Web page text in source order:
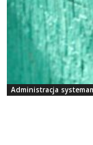
Administracja